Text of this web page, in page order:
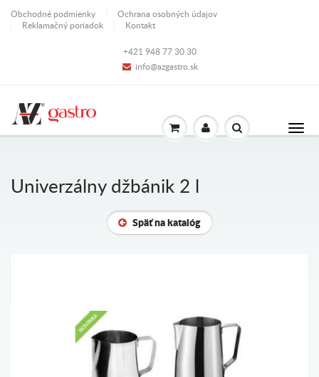
Obchodné podmienky
Ochrana osobných údajov
Reklamačný poriadok
Kontakt
+421 948 77 30 30
info@azgastro.sk
Univerzálny džbánik 2 l
Späť na katalóg